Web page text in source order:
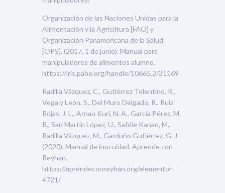
Organización de las Naciones Unidas para la
Alimentación y la Agriciltura [FAO] y
Organización Panamericana de la Salud
[OPS]. (2017, 1 de junio). Manual para
manipuladores de alimentos alumno.
https://iris.paho.org/handle/10665.2/31169
Radilla Vázquez, C., Gutiérrez Tolentino, R.,
Vega y León, S., Del Muro Delgado, R., Ruiz
Rojas, J. L., Arnau Kuri, N. A., García Pérez, M.
R., San Martín López, U., Safdie Kanan, M.,
Radilla Vázquez, M., Garduño Gutiérrez, G. J.
(2020). Manual de inocuidad. Aprende con
Reyhan.
https://aprendeconreyhan.org/elementor-
4721/